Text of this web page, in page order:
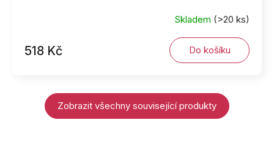
Skladem (>20 ks)
518 Kč Do košíku
Zobrazit všechny související produkty